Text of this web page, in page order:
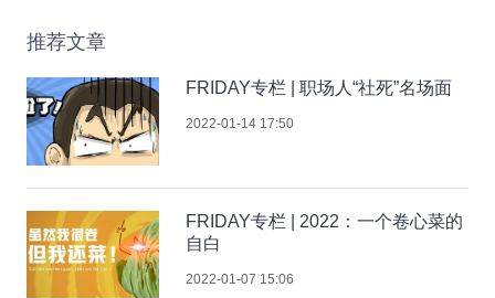
推荐文章
FRIDAY专栏 | 职场人“社死”名场面
2022-01-14 17:50
FRIDAY专栏 | 2022：一个卷心菜的
自白
2022-01-07 15:06